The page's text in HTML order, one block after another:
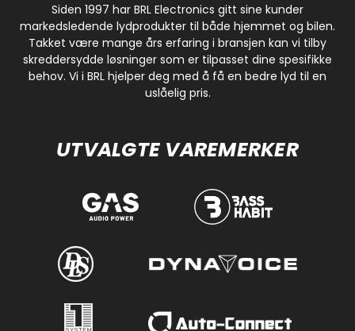
Siden 1997 har BRL Electronics gitt sine kunder
markedsledende lydprodukter til både hjemmet og bilen.
Takket være mange års erfaring i bransjen kan vi tilby
skreddersydde løsninger som er tilpasset dine spesifikke
behov. Vi i BRL hjelper deg med å få en bedre lyd til en
uslåelig pris.
UTVALGTE VAREMERKER